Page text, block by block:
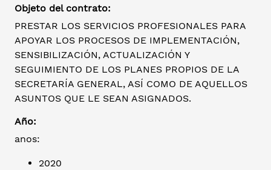
Objeto del contrato:
PRESTAR LOS SERVICIOS PROFESIONALES PARA
APOYAR LOS PROCESOS DE IMPLEMENTACIÓN,
SENSIBILIZACIÓN, ACTUALIZACIÓN Y
SEGUIMIENTO DE LOS PLANES PROPIOS DE LA
SECRETARÍA GENERAL, ASÍ COMO DE AQUELLOS
ASUNTOS QUE LE SEAN ASIGNADOS.
Año:
anos:
2020